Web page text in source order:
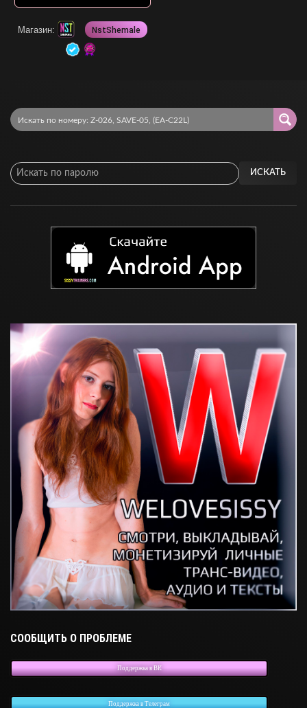
Магазин: NstShemale
ИСКАТЬ
СООБЩИТЬ О ПРОБЛЕМЕ
Поддержка в ВК
Поддержка в Телеграм